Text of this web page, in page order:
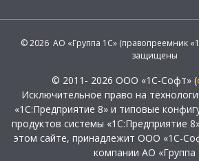
© 2026 АО «Группа 1С» (правопреемник
защищены
© 2011- 2026 ООО «1С-Софт» (
Исключительное право на
«1С:Предприятие 8» и типовые
продуктов системы «1С:Предприятие
этом сайте, принадлежит ООО «1С-
компании АО «Группа